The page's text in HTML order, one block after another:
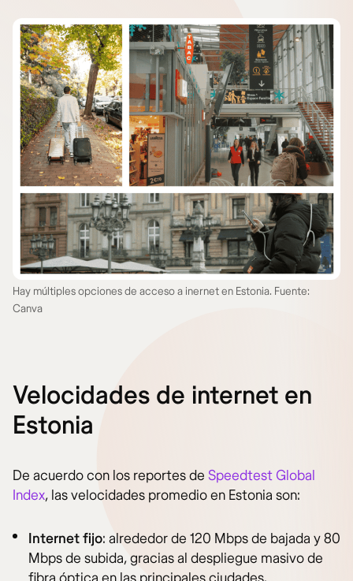
Hay múltiples opciones de acceso a inernet en Estonia. Fuente:
Canva
Velocidades de internet en
Estonia
De acuerdo con los reportes de Speedtest Global
Index, las velocidades promedio en Estonia son:
Internet fijo: alrededor de 120 Mbps de bajada y 80
Mbps de subida, gracias al despliegue masivo de